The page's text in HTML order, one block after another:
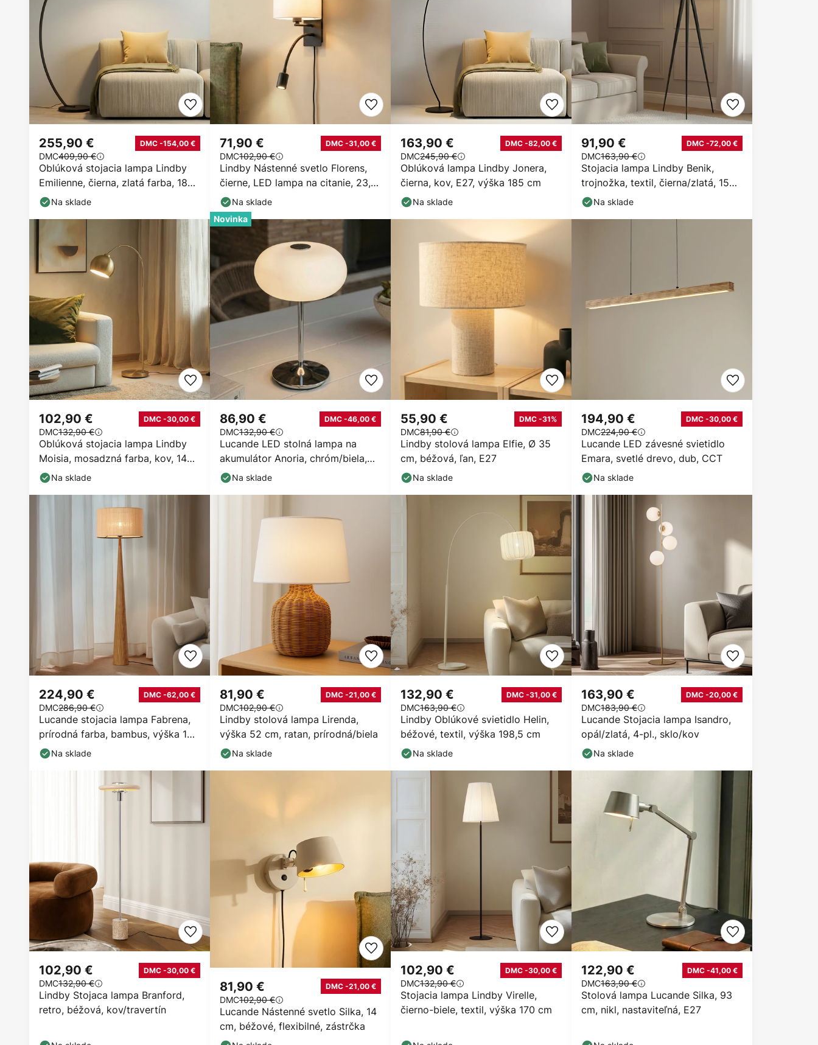
Oblúková stojacia lampa Lindby
Emilienne, čierna, zlatá farba, 180
cm
255,90 € DMC -154,00 €
DMC409,90 €
Na sklade
Lindby Nástenné svetlo Florens,
čierne, LED lampa na citanie, 23,5
cm
71,90 € DMC -31,00 €
DMC102,90 €
Na sklade
Oblúková lampa Lindby Jonera,
čierna, kov, E27, výška 185 cm
163,90 € DMC -82,00 €
DMC245,90 €
Na sklade
Stojacia lampa Lindby Benik,
trojnožka, textil, čierna/zlatá, 153
cm
91,90 € DMC -72,00 €
DMC163,90 €
Na sklade
Oblúková stojacia lampa Lindby
Moisia, mosadzná farba, kov, 148
cm
102,90 € DMC -30,00 €
DMC132,90 €
Na sklade
Novinka
Lucande LED stolná lampa na
akumulátor Anoria, chróm/biela,
sklo, IP44, USB
86,90 € DMC -46,00 €
DMC132,90 €
Na sklade
Lindby stolová lampa Elfie, Ø 35
cm, béžová, ľan, E27
55,90 € DMC -31%
DMC81,90 €
Na sklade
Lucande LED závesné svietidlo
Emara, svetlé drevo, dub, CCT
194,90 € DMC -30,00 €
DMC224,90 €
Na sklade
Lucande stojacia lampa Fabrena,
prírodná farba, bambus, výška 138
cm
224,90 € DMC -62,00 €
DMC286,90 €
Na sklade
Lindby stolová lampa Lirenda,
výška 52 cm, ratan, prírodná/biela
81,90 € DMC -21,00 €
DMC102,90 €
Na sklade
Lindby Oblúkové svietidlo Helin,
béžové, textil, výška 198,5 cm
132,90 € DMC -31,00 €
DMC163,90 €
Na sklade
Lucande Stojacia lampa Isandro,
opál/zlatá, 4-pl., sklo/kov
163,90 € DMC -20,00 €
DMC183,90 €
Na sklade
Lindby Stojaca lampa Branford,
retro, béžová, kov/travertín
102,90 € DMC -30,00 €
DMC132,90 €
Lucande Nástenné svetlo Silka, 14
cm, béžové, flexibilné, zástrčka
81,90 € DMC -21,00 €
DMC102,90 €
Stojacia lampa Lindby Virelle,
čierno-biele, textil, výška 170 cm
102,90 € DMC -30,00 €
DMC132,90 €
Stolová lampa Lucande Silka, 93
cm, nikl, nastaviteľná, E27
122,90 € DMC -41,00 €
DMC163,90 €